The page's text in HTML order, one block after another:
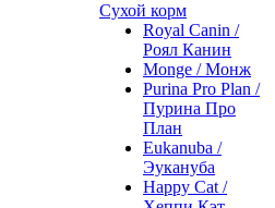
Сухой корм
Royal Canin /
Роял Канин
Monge / Монж
Purina Pro Plan /
Пурина Про
План
Eukanuba /
Эукануба
Happy Cat /